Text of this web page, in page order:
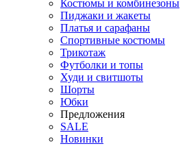
Костюмы и комбинезоны
Пиджаки и жакеты
Платья и сарафаны
Спортивные костюмы
Трикотаж
Футболки и топы
Худи и свитшоты
Шорты
Юбки
Предложения
SALE
Новинки